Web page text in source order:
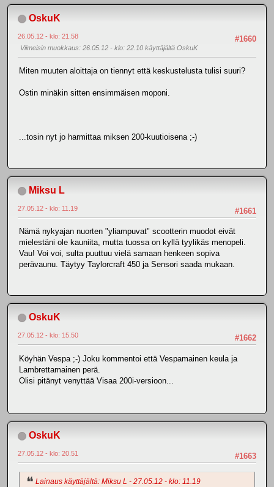
OskuK
#1660
26.05.12 - klo: 21.58
Viimeisin muokkaus: 26.05.12 - klo: 22.10 käyttäjältä OskuK
Miten muuten aloittaja on tiennyt että keskustelusta tulisi suuri?
Ostin minäkin sitten ensimmäisen moponi.
...tosin nyt jo harmittaa miksen 200-kuutioisena ;-)
Miksu L
#1661
27.05.12 - klo: 11.19
Nämä nykyajan nuorten "yliampuvat" scootterin muodot eivät
mielestäni ole kauniita, mutta tuossa on kyllä tyylikäs menopeli.
Vau! Voi voi, sulta puuttuu vielä samaan henkeen sopiva
perävaunu. Täytyy Taylorcraft 450 ja Sensori saada mukaan.
OskuK
#1662
27.05.12 - klo: 15.50
Köyhän Vespa ;-) Joku kommentoi että Vespamainen keula ja
Lambrettamainen perä.
Olisi pitänyt venyttää Visaa 200i-versioon...
OskuK
#1663
27.05.12 - klo: 20.51
Lainaus käyttäjältä: Miksu L - 27.05.12 - klo: 11.19